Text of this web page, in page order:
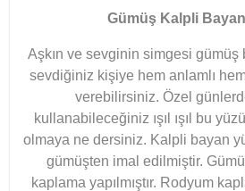
Gümüş Kalpli
Aşkın ve sevginin simgesi
sevdiğiniz kişiye hem anlamlı
verebilirsiniz. Özel
kullanabileceğiniz ışıl ışıl bu
olmaya ne dersiniz. Kalpli bayan
gümüşten imal edilmiştir.
kaplama yapılmıştır. Rodyum